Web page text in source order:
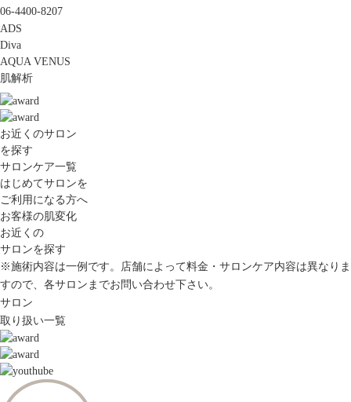
06-4400-8207
ADS
Diva
AQUA VENUS
肌解析
お近くのサロン
を探す
サロンケア一覧
はじめてサロンを
ご利用になる方へ
お客様の肌変化
お近くの
サロンを探す
※施術内容は一例です。店舗によって料金・サロンケア内容は異なりま
すので、各サロンまでお問い合わせ下さい。
サロン
取り扱い一覧